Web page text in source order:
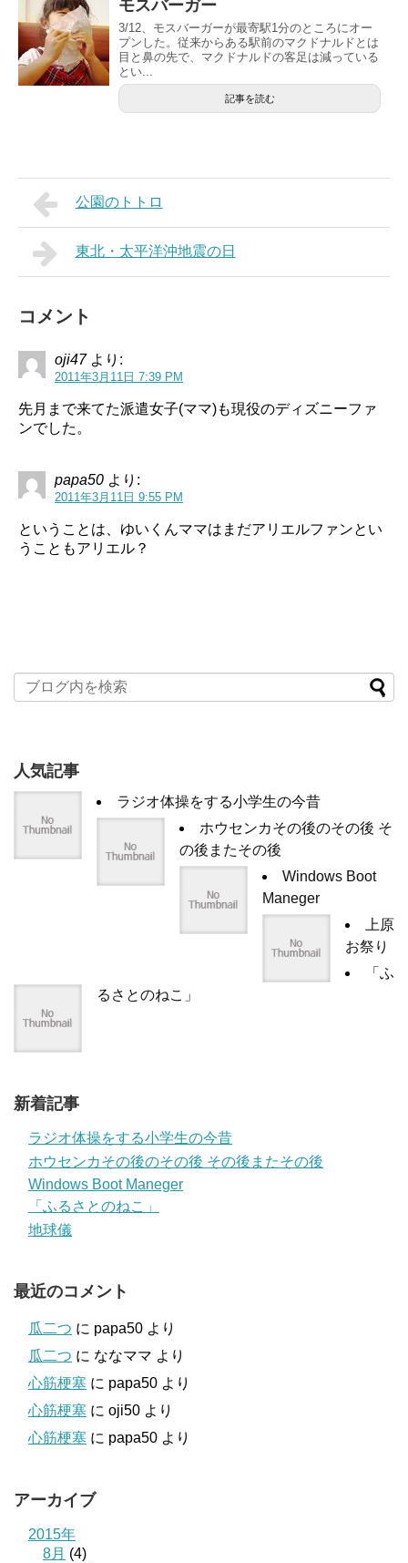
モスバーガー
3/12、モスバーガーが最寄駅1分のところにオー
プンした。従来からある駅前のマクドナルドとは
目と鼻の先で、マクドナルドの客足は減っている
とい...
記事を読む
公園のトトロ
東北・太平洋沖地震の日
コメント
oji47 より:
2011年3月11日 7:39 PM
先月まで来てた派遣女子(ママ)も現役のディズニーファ
ンでした。
papa50 より:
2011年3月11日 9:55 PM
ということは、ゆいくんママはまだアリエルファンとい
うこともアリエル？
人気記事
ラジオ体操をする小学生の今昔
ホウセンカその後のその後 そ
の後またその後
Windows Boot
Maneger
上原
お祭り
「ふ
るさとのねこ」
新着記事
ラジオ体操をする小学生の今昔
ホウセンカその後のその後 その後またその後
Windows Boot Maneger
「ふるさとのねこ」
地球儀
最近のコメント
瓜二つ に papa50 より
瓜二つ に ななママ より
心筋梗塞 に papa50 より
心筋梗塞 に oji50 より
心筋梗塞 に papa50 より
アーカイブ
2015年
8月 (4)